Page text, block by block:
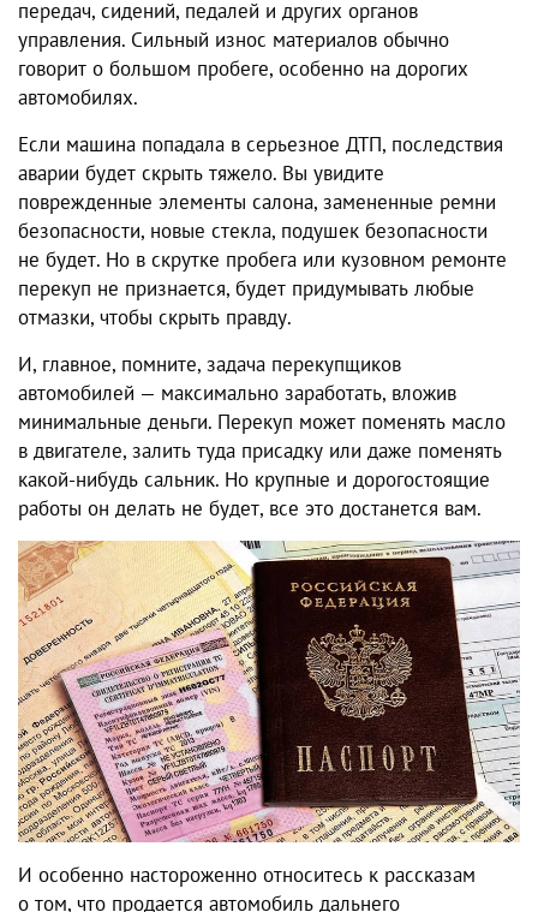
передач, сидений, педалей и других органов
управления. Сильный износ материалов обычно
говорит о большом пробеге, особенно на дорогих
автомобилях.
Если машина попадала в серьезное ДТП, последствия
аварии будет скрыть тяжело. Вы увидите
поврежденные элементы салона, замененные ремни
безопасности, новые стекла, подушек безопасности
не будет. Но в скрутке пробега или кузовном ремонте
перекуп не признается, будет придумывать любые
отмазки, чтобы скрыть правду.
И, главное, помните, задача перекупщиков
автомобилей — максимально заработать, вложив
минимальные деньги. Перекуп может поменять масло
в двигателе, залить туда присадку или даже поменять
какой-нибудь сальник. Но крупные и дорогостоящие
работы он делать не будет, все это достанется вам.
И особенно настороженно относитесь к рассказам
о том, что продается автомобиль дальнего